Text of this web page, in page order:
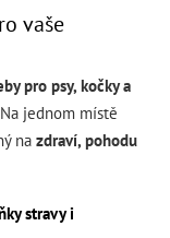
vaše
pro psy, kočky a
jednom místě
nazdraví, pohodu
stravy i